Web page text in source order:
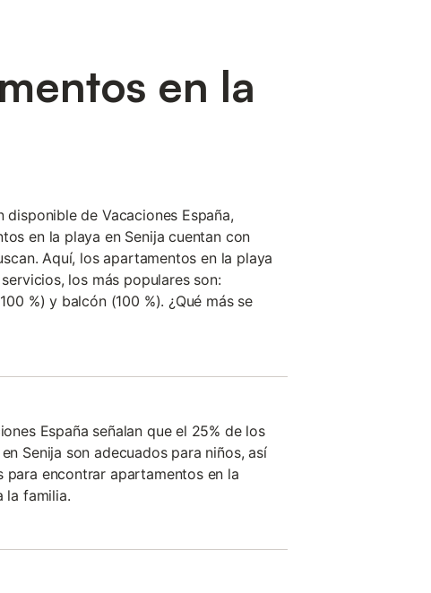
en la
disponible de Vacaciones España,
en la playa en Senija cuentan con
Aquí, los apartamentos en la playa
los más populares son:
%) y balcón (100 %). ¿Qué más se
España señalan que el 25% de los
Senija son adecuados para niños, así
para encontrar apartamentos en la
la familia.